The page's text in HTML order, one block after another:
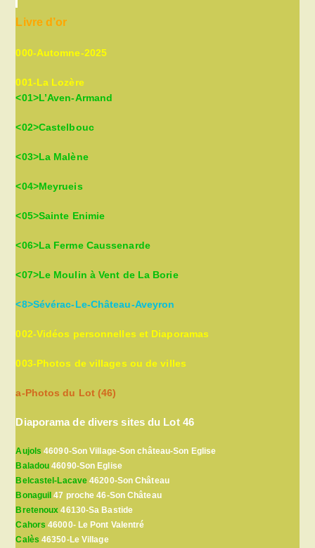
Livre d’or
000-Automne-2025
001-La Lozère
<01>L’Aven-Armand
<02>Castelbouc
<03>La Malène
<04>Meyrueis
<05>Sainte Enimie
<06>La Ferme Caussenarde
<07>Le Moulin à Vent de La Borie
<8>Sévérac-Le-Château-Aveyron
002-Vidéos personnelles et Diaporamas
003-Photos de villages ou de villes
a-Photos du Lot (46)
Diaporama de divers sites du Lot 46
Aujols 46090-Son Village-Son château-Son Eglise
Baladou 46090-Son Eglise
Belcastel-Lacave 46200-Son Château
Bonaguil 47 proche 46-Son Château
Bretenoux 46130-Sa Bastide
Cahors 46000- Le Pont Valentré
Calès 46350-Le Village